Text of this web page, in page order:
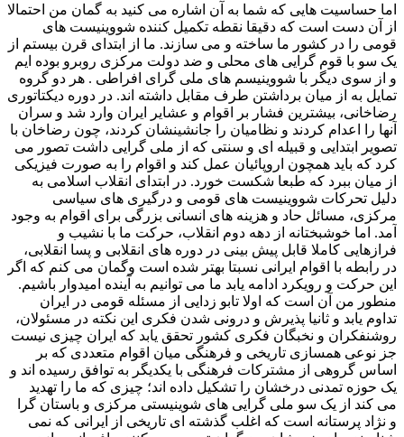
اما حساسیت هایی که شما به آن اشاره می کنید به گمان من احتمالا
از آن دست است که دقیقا نقطه تکمیل کننده شووینیست های
قومی را در کشور ما ساخته و می سازند. ما از ابتدای قرن بیستم از
یک سو با قوم گرایی های محلی و ضد دولت مرکزی روبرو بوده ایم
و از سوی دیگر با شووینیسم های ملی گرای افراطی . هر دو گروه
تمایل به از میان برداشتن طرف مقابل داشته اند. در دوره دیکتاتوری
رضاخانی، بیشترین فشار بر اقوام و عشایر ایران وارد شد و سران
آنها را اعدام کردند و نظامیان را جانشینشان کردند، چون رضاخان با
تصویر ابتدایی و قبیله ای و سنتی که از ملی گرایی داشت تصور می
کرد که باید همچون اروپائیان عمل کند و اقوام را به صورت فیزیکی
از میان ببرد که طبعا شکست خورد. در ابتدای انقلاب اسلامی به
دلیل تحرکات شووینیست های قومی و درگیری های سیاسی
مرکزی، مسائل حاد و هزینه های انسانی بزرگی برای اقوام به وجود
آمد. اما خوشبختانه از دهه دوم انقلاب، حرکت ما با نشیب و
فرازهایی کاملا قابل پیش بینی در دوره های انقلابی و پسا انقلابی،
در رابطه با اقوام ایرانی نسبتا بهتر شده است وگمان می کنم که اگر
این حرکت و رویکرد ادامه یابد ما می توانیم به آینده امیدوار باشیم.
منطور من آن است که اولا تابو زدایی از مسئله قومی در ایران
تداوم یابد و ثانیا پذیرش و درونی شدن فکری این نکته در مسئولان،
روشنفکران و نخبگان فکری کشور تحقق یابد که ایران چیزی نیست
جز نوعی همسازی تاریخی و فرهنگی میان اقوام متعددی که بر
اساس گروهی از مشترکات فرهنگی با یکدیگر به توافق رسیده اند و
یک حوزه تمدنی درخشان را تشکیل داده اند؛ چیزی که ما را تهدید
می کند از یک سو ملی گرایی های شوینیستی مرکزی و باستان گرا
و نژاد پرستانه است که اغلب گذشته ای تاریخی از ایرانی که نمی